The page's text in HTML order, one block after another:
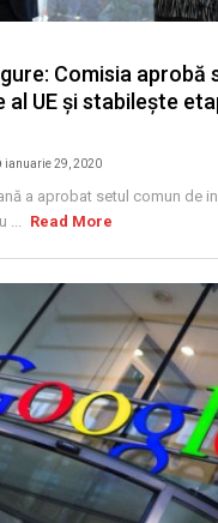
Comisia aprobă
al UE și stabilește
ianuarie 29, 2020
a aprobat setul comun de
... Read More